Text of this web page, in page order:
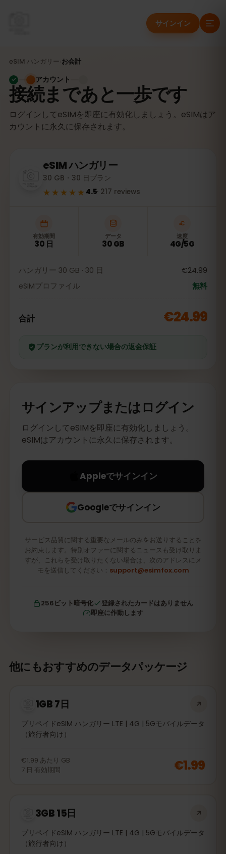
サインイン
eSIM ハンガリー お会計
接続まであと一歩です
ログインしてeSIMを即座に有効化しましょう。eSIMはア
カウントに永久に保存されます。
アカウント
eSIMハンガリー
30 GB・30 日プラン
★★★★★ 4.5· 217 reviews
有効期間
30 日
データ
30 GB
速度
4G/5G
ハンガリー 30 GB · 30 日
€24.99
eSIMプロファイル
無料
合計 €24.99
プランが利用できない場合の返金保証
サインアップまたはログイン
ログインしてeSIMを即座に有効化しましょう。
eSIMはアカウントに永久に保存されます。
Appleでサインイン
Googleでサインイン
サービス品質に関する重要なメールのみをお送りすることを
お約束します。特別オファーに関するニュースも受け取りま
すが、これらを受け取りたくない場合は、次のアドレスにメ
モを送信してください： support@esimfox.com
256ビット暗号化
登録されたカードはありません
即座に作動します
他にもおすすめのデータパッケージ
1GB 7日
プリペイドeSIM ハンガリー LTE | 4G | 5Gモバイルデータ
（旅行者向け）
€1.99 あたり GB
7 日 有効期間 €1.99
3GB 15日
プリペイドeSIM ハンガリー LTE | 4G | 5Gモバイルデータ
（旅行者向け）